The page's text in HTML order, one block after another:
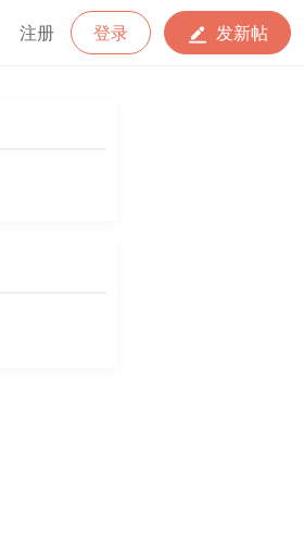
发新帖
注册 登录